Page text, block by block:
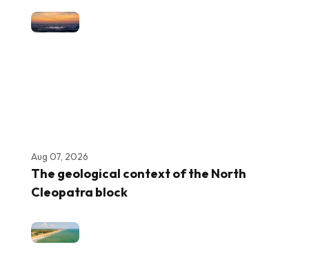
Aug 07, 2026
The geological context of the North
Cleopatra block